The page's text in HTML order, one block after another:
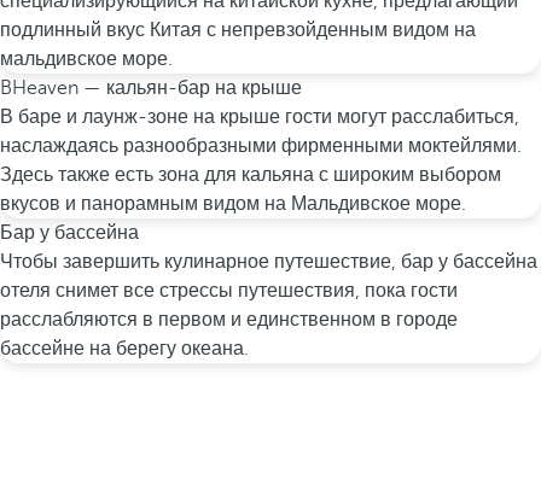
подлинный вкус Китая с непревзойденным видом на
мальдивское море.
BHeaven — кальян-бар на крыше
В баре и лаунж-зоне на крыше гости могут расслабиться,
наслаждаясь разнообразными фирменными моктейлями.
Здесь также есть зона для кальяна с широким выбором
вкусов и панорамным видом на Мальдивское море.
Бар у бассейна
Чтобы завершить кулинарное путешествие, бар у бассейна
отеля снимет все стрессы путешествия, пока гости
расслабляются в первом и единственном в городе
бассейне на берегу океана.